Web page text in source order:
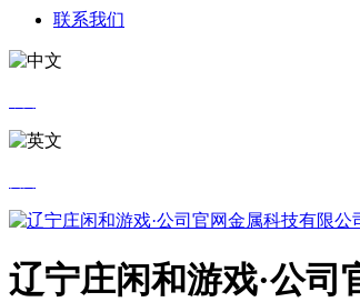
联系我们
辽宁庄闲和游戏·公司